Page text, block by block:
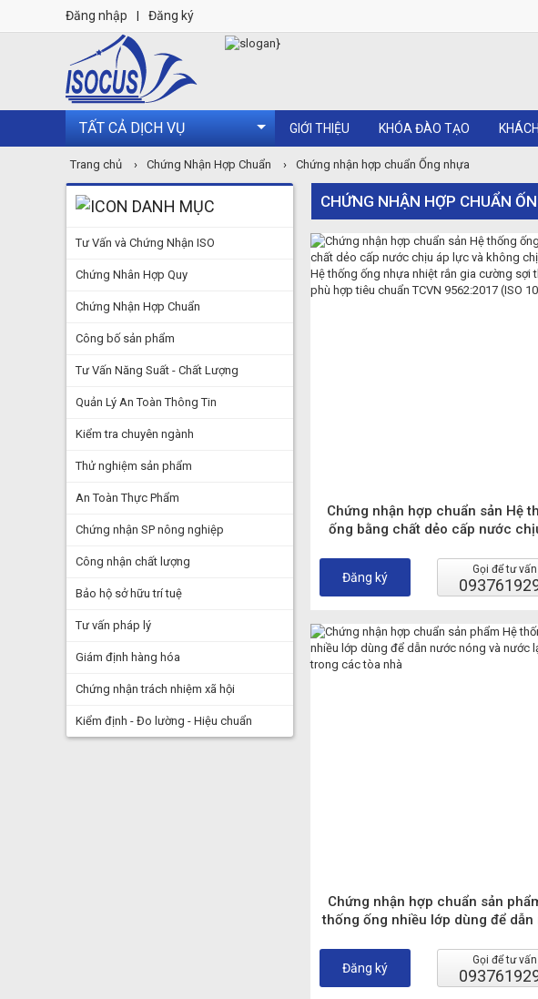
Đăng nhập | Đăng ký
TẤT CẢ DỊCH VỤ GIỚI THIỆU KHÓA ĐÀO TẠO
Trang chủ › Chứng Nhận Hợp Chuẩn › Chứng nhận hợp chuẩn Ống nhựa
DANH MỤC
Tư Vấn và Chứng Nhận ISO
Chứng Nhân Hợp Quy
Chứng Nhận Hợp Chuẩn
Công bố sản phẩm
Tư Vấn Năng Suất - Chất Lượng
Quản Lý An Toàn Thông Tin
Kiểm tra chuyên ngành
Thử nghiệm sản phẩm
An Toàn Thực Phẩm
Chứng nhận SP nông nghiệp
Công nhận chất lượng
Bảo hộ sở hữu trí tuệ
Tư vấn pháp lý
Giám định hàng hóa
Chứng nhận trách nhiệm xã hội
Kiểm định - Đo lường - Hiệu chuẩn
CHỨNG NHẬN HỢP CHUẨN
Chứng nhận hợp chuẩn sản Hệ
ống bằng chất dẻo cấp nước
nhựa nhiệt rắn gia cường sợi thuỷ
phù hợp tiêu chuẩn TCVN
(ISO 10639:20
Đăng ký
Gọi để tư vấn
Chứng nhận hợp chuẩn sản
thống ống nhiều lớp dùng để dẫn
Đăng ký
Gọi để tư vấn